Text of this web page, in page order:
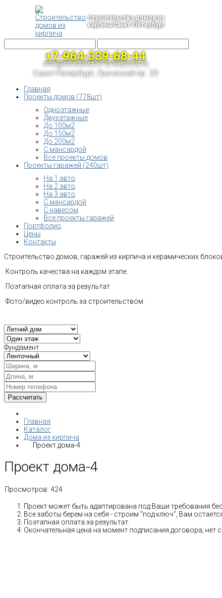
Строительство домов из
кирпича Санкт-Петербург
+7-964-339-68-44
info@stroitelstvo-iz-kirpicha.ru
Санкт-Петербург, Греческий пр. 29
Главная
Проекты домов (778шт)
Одноэтажные
Двухэтажные
До 100м2
До 150м2
До 200м2
С мансардой
Все проекты домов
Проекты гаражей (240шт)
На 1 авто
На 2 авто
На 3 авто
С мансардой
С навесом
Все проекты гаражей
Портфолио
Цены
Контакты
Строительство домов, гаражей из кирпича и керамических
Контроль качества на каждом этапе.
Поэтапная оплата за результат
Фото/видео контроль за строительством.
Фундамент
Главная
Каталог
Дома из кирпича
Проект дома-4
Проект дома-4
Просмотров: 424
Проект может быть адаптирована под Ваши требования
Все заботы берем на себя - строим "под ключ", Вам
Поэтапная оплата за результат.
Окончательная цена на момент подписания договора, нет